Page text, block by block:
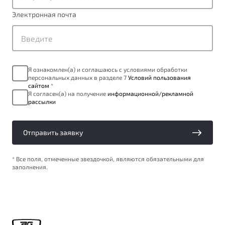
Яркий кроссовер
Обзор В наличии
Элегантный и практичный седан
Трейд-ин
Расчет КАСКО
Гарантия Belgee
Belgee Линк
Belgee Клуб
Belgee Плюс
Реферальная программа
Клиентская поддержка
О дилерском центре
Электронная почта
Я ознакомлен(а) и соглашаюсь с условиями обработки
персональных данных в разделе 7 Условий пользования
сайтом *
Я согласен(а) на получение информационной/рекламной
рассылки
Отправить заявку
* Все поля, отмеченные звездочкой, являются обязательными для
заполнения.